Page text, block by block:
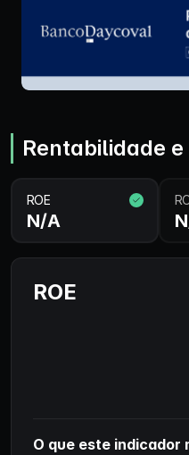
Rentabilidade
ROE
N/A
ROE
O que este indicador